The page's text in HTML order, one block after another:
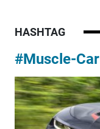
HASHTAG
#Muscle-Car